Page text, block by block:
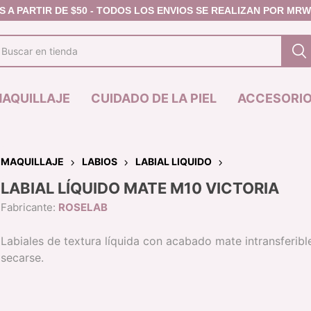
DE CEJAS
DE CEJAS
FACIAL
CONTORNO -
CORRECTOR
LABIOS
LABIAL EN
CUIDADO DE LA PIEL
MASCARILLA PREMIER
MAQUILLAJE LABIOS LABIAL LIQUIDO
LABIAL LÍQUIDO MATE M10 VICTORIA
Fabricante: ROSELAB
Labiales de textura líquida con acabado mate
secarse.